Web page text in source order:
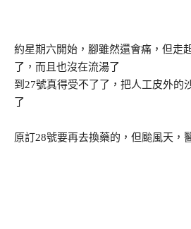
約星期六開始，腳雖然還會痛，但走
了，而且也沒在流湯了
到27號真得受不了了，把人工皮外的
了
原訂28號要再去換藥的，但颱風天，